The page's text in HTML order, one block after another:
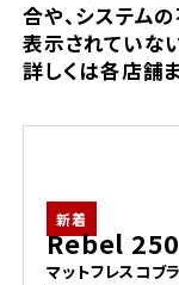
合や、システム
表示されていな
詳しくは各店舗
新着
Rebel
マットフレスコブ
ホンダド
ホンダド
ホンダド
兵庫県
ホンダド
高知県
ホンダド